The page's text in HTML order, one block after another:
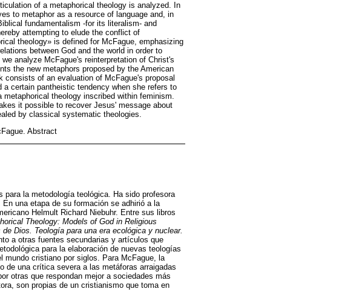
of a metaphorical theology is analyzed. In
to metaphor as a resource of language and, in
fundamentalism -for its literalism- and
attempting to elude the conflict of
theology» is defined for McFague, emphasizing
between God and the world in order to
analyze McFague's reinterpretation of Christ's
the new metaphors proposed by the American
consists of an evaluation of McFague's proposal
certain pantheistic tendency when she refers to
theology inscribed within feminism.
it possible to recover Jesus' message about
by classical systematic theologies.
Abstract
la metodología teológica. Ha sido profesora
una etapa de su formación se adhirió a la
Helmult Richard Niebuhr. Entre sus libros
Theology: Models of God in Religious
de Dios. Teología para una era ecológica y nuclear.
a otras fuentes secundarias y artículos que
para la elaboración de nuevas teologías
mundo cristiano por siglos. Para McFague, la
de una crítica severa a las metáforas arraigadas
otras que respondan mejor a sociedades más
son propias de un cristianismo que toma en